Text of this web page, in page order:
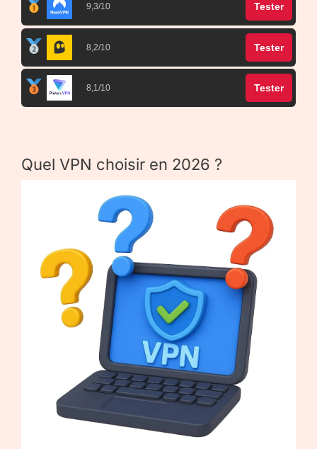
9,3/10 Tester
8,2/10 Tester
8,1/10 Tester
Quel VPN choisir en 2026 ?